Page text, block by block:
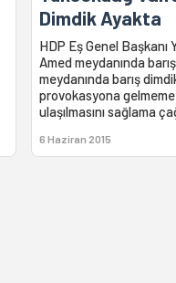
Dimdik Ayakta
HDP Eş Genel
Amed meydanında
meydanında barış
provokasyona
ulaşılmasını sağlama
6 Haziran 2015